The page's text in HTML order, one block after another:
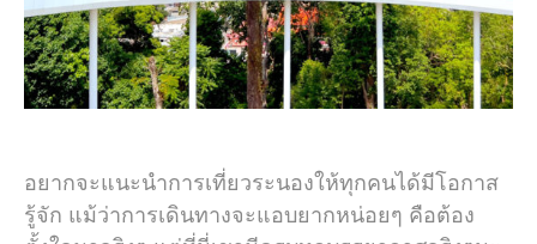
อยากจะแนะนำการเที่ยวระนองให้ทุกคนได้มีโอกาส
รู้จัก แม้ว่าการเดินทางจะแอบยากหน่อยๆ คือต้อง